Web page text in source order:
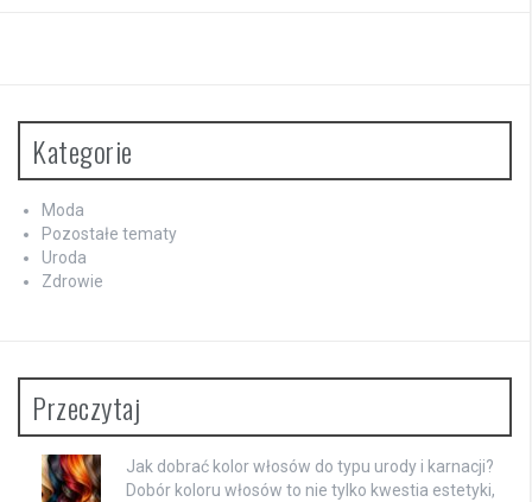
Kategorie
Moda
Pozostałe tematy
Uroda
Zdrowie
Przeczytaj
Jak dobrać kolor włosów do typu urody i karnacji?
Dobór koloru włosów to nie tylko kwestia estetyki,